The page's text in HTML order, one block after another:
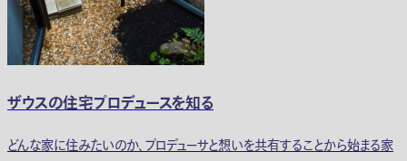
ザウスの住宅プロデュースを知る
どんな家に住みたいのか、プロデューサと想いを共有することから始まる家